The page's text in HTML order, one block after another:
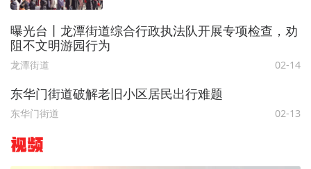
曝光台丨龙潭街道综合行政执法队开展专项检查，劝
阻不文明游园行为
龙潭街道 02-14
东华门街道破解老旧小区居民出行难题
东华门街道 02-13
视频